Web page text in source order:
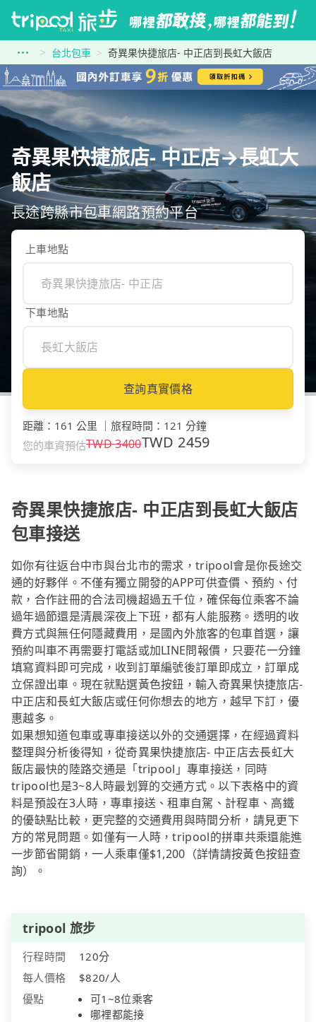
台北包車 奇異果快捷旅店- 中正店到長虹大飯店
奇異果快捷旅店- 中正店→長虹大
飯店
長途跨縣市包車網路預約平台
上車地點
下車地點
查詢真實價格
距離 ： 161 公里 旅程時間 ： 121 分鐘
您的車資預估TWD3400TWD 2459
奇異果快捷旅店- 中正店到長虹大飯店
包車接送
如你有往返台中市與台北市的需求，tripool會是你長途交
通的好夥伴。不僅有獨立開發的APP可供查價、預約、付
款，合作註冊的合法司機超過五千位，確保每位乘客不論
過年過節還是清晨深夜上下班，都有人能服務。透明的收
費方式與無任何隱藏費用，是國內外旅客的包車首選，讓
預約叫車不再需要打電話或加LINE問報價，只要花一分鐘
填寫資料即可完成，收到訂單編號後訂單即成立，訂單成
立保證出車。現在就點選黃色按鈕，輸入奇異果快捷旅店-
中正店和長虹大飯店或任何你想去的地方，越早下訂，優
惠越多。
如果想知道包車或專車接送以外的交通選擇，在經過資料
整理與分析後得知，從奇異果快捷旅店- 中正店去長虹大
飯店最快的陸路交通是「tripool」專車接送，同時
tripool也是3~8人時最划算的交通方式。以下表格中的資
料是預設在3人時，專車接送、租車自駕、計程車、高鐵
的優缺點比較，更完整的交通費用與時間分析，請見更下
方的常見問題。如僅有一人時，tripool的拼車共乘還能進
一步節省開銷，一人乘車僅$1,200（詳情請按黃色按鈕查
詢）。
tripool 旅步
行程時間
120分
每人價格
$820/人
優點
可1~8位乘客
哪裡都能接